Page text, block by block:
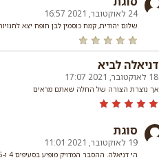
24 לאוקטובר, 2021 16:57
שלום יהודית, קמח כוסמין לבן תופח יצא
דניאלה לביא
18 לאוקטובר, 2021 17:07
אך נוצרת הצורה של החלה שאתם מראים
סוגת
19 לאוקטובר, 2021 11:01
הי דניאלה. ההסבר המדויק מופיע בסעיפים 4 ו-5, וגם בסרטון שאפשר לראות כאן: https://www.youtube.com/watch?v=XioE5ZKvXxQ